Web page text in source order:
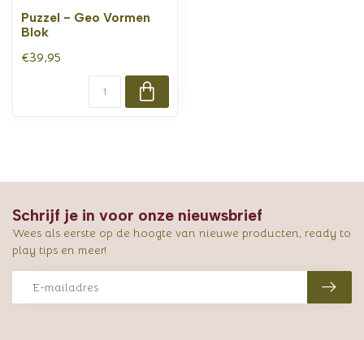
Puzzel - Geo Vormen
Blok
€39,95
Schrijf je in voor onze nieuwsbrief
Wees als eerste op de hoogte van nieuwe producten, ready to
play tips en meer!